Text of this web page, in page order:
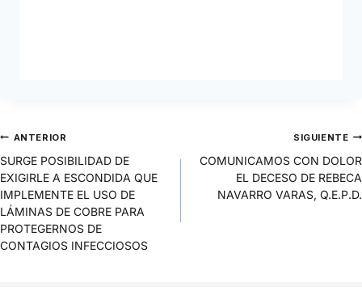
ANTERIOR
SURGE POSIBILIDAD DE
EXIGIRLE A ESCONDIDA QUE
IMPLEMENTE EL USO DE
LÁMINAS DE COBRE PARA
PROTEGERNOS DE
CONTAGIOS INFECCIOSOS
SIGUIENTE
COMUNICAMOS CON DOLOR
EL DECESO DE REBECA
NAVARRO VARAS, Q.E.P.D.